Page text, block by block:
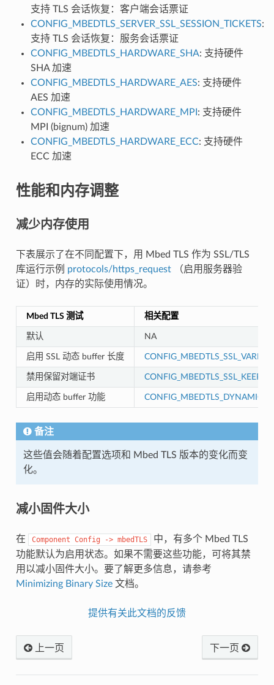
支持 TLS 会话恢复：客户端会话票证
CONFIG_MBEDTLS_SERVER_SSL_SESSION_TICKETS:
支持 TLS 会话恢复：服务会话票证
CONFIG_MBEDTLS_HARDWARE_SHA: 支持硬件
SHA 加速
CONFIG_MBEDTLS_HARDWARE_AES: 支持硬件
AES 加速
CONFIG_MBEDTLS_HARDWARE_MPI : 支持硬件
MPI (bignum) 加速
CONFIG_MBEDTLS_HARDWARE_ECC: 支持硬件
ECC 加速
性能和内存调整
减少内存使用
下表展示了在不同配置下，用 Mbed TLS 作为 SSL/TLS
库运行示例 protocols/https_request（启用服务器验
证）时，内存的实际使用情况。
Mbed TLS 测试 相关配置
默认 NA
启用 SSL 动态 buffer 长度
禁用保留对端证书
启用动态 buffer 功能
备注
这些值会随着配置选项和 Mbed TLS 版本的变化而变
化。
减小固件大小
在 Component Config -> mbedTLS
中，有多个 Mbed TLS
功能默认为启用状态。如果不需要这些功能，可将其禁
用以减小固件大小。要了解更多信息，请参考
Minimizing Binary Size文档。
提供有关此文档的反馈
上一页 下一页